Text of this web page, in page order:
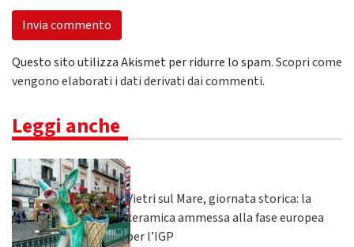
Questo sito utilizza Akismet per ridurre lo spam.Scopri come
vengono elaborati i dati derivati dai commenti.
Leggi anche
Vietri sul Mare, giornata storica: la
ceramica ammessa alla fase europea
per l’IGP